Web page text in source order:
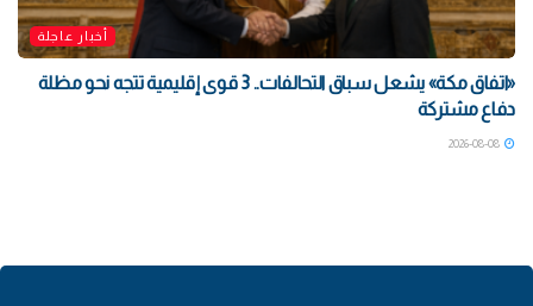
أخبار عاجلة
«اتفاق مكة» يشعل سباق التحالفات.. 3 قوى إقليمية تتجه نحو مظلة
دفاع مشتركة